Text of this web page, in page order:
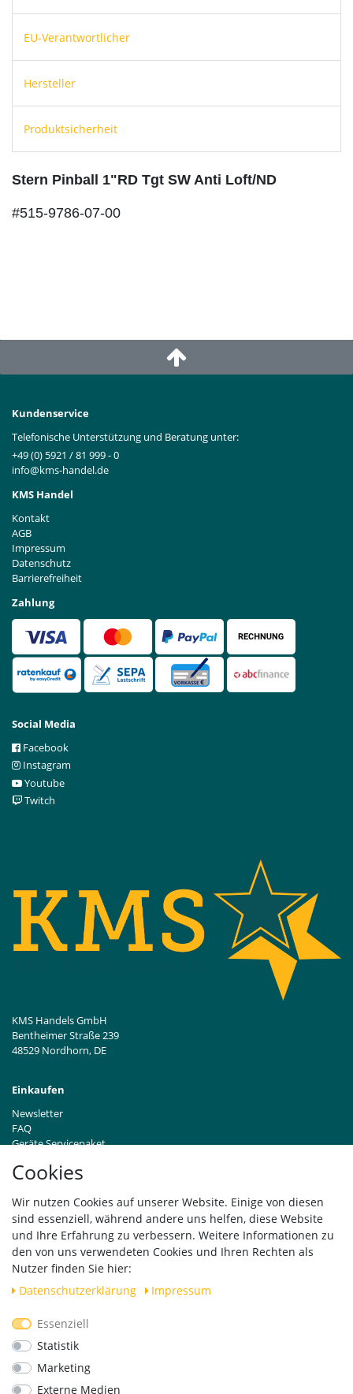
Cookies
Wir nutzen Cookies auf unserer Website. Einige von diesen
sind essenziell, während andere uns helfen, diese Website
und Ihre Erfahrung zu verbessern. Weitere Informationen zu
den von uns verwendeten Cookies und Ihren Rechten als
Nutzer finden Sie hier:
Daten­schutz­erklärung
Impressum
Essenziell
Statistik
Marketing
Externe Medien
EU-Verantwortlicher
Hersteller
Produktsicherheit
Stern Pinball 1"RD Tgt SW Anti Loft/ND
#515-9786-07-00
Kundenservice
Telefonische Unterstützung und Beratung unter:
+49 (0) 5921 / 81 999 - 0
info@kms-handel.de
KMS Handel
Kontakt
AGB
Impressum
Datenschutz
Barrierefreiheit
Zahlung
Social Media
Facebook
Instagram
Youtube
Twitch
KMS Handels GmbH
Bentheimer Straße 239
48529 Nordhorn, DE
Einkaufen
Newsletter
FAQ
Geräte Servicepaket
Händleranfragen B2B
Widerrufsrecht
Vertrag widerrufen
Versand
Geprüfte Sicherheit